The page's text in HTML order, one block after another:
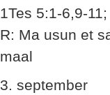
1Tes 5:1-6,9-
R: Ma usun et
maal
3. september